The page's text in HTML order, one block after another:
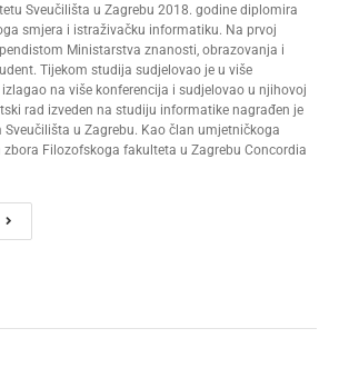
Sveučilišta u Zagrebu 2018. godine diplomira
smjera i istraživačku informatiku. Na prvoj
Ministarstva znanosti, obrazovanja i
Tijekom studija sudjelovao je u više
na više konferencija i sudjelovao u njihovoj
rad izveden na studiju informatike nagrađen je
Sveučilišta u Zagrebu. Kao član umjetničkoga
Filozofskoga fakulteta u Zagrebu Concordia